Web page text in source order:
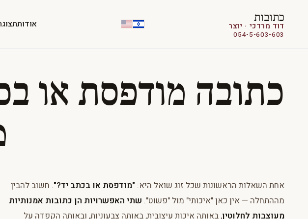
כתובות
דוד מרדכי · יוצר
054-5-603-603
אודות
כתובה מודפסת או
אחת השאלות הראשונות שכל זוג שואל היא: "מודפסת או בכתב יד?". חשוב להבין
מההתחלה — אין כאן "איכותי" מול "פשוט". שתי האפשרויות הן כתובות אמנותיות
מעוצבות לחלוטין, באותה איכות עיצובית, באותה צבעוניות, ובאותה הקפדה על